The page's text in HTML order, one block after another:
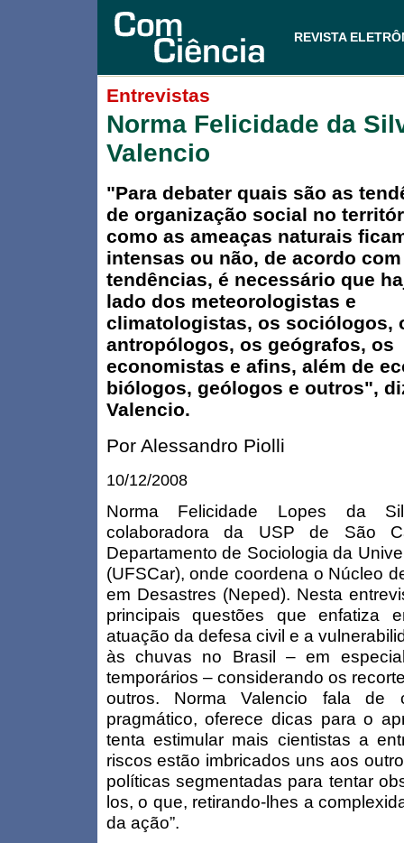
REVISTA
Entrevistas
Norma Felicidade da
Valencio
"Para debater quais são as
de organização social no
como as ameaças naturais
intensas ou não, de acordo
tendências, é necessário que
lado dos meteorologistas e
climatologistas, os sociólogos,
antropólogos, os geógrafos, os
economistas e afins, além de
biólogos, geólogos e outros",
Valencio.
Por Alessandro Piolli
10/12/2008
Norma Felicidade Lopes da
colaboradora da USP de São
Departamento de Sociologia da
(UFSCar), onde coordena o Núcleo
em Desastres (Neped). Nesta
principais questões que enfatiza
atuação da defesa civil e a
às chuvas no Brasil – em
temporários – considerando os
outros. Norma Valencio fala
pragmático, oferece dicas para o
tenta estimular mais cientistas a
riscos estão imbricados uns aos
políticas segmentadas para tentar
los, o que, retirando-lhes a
da ação”.